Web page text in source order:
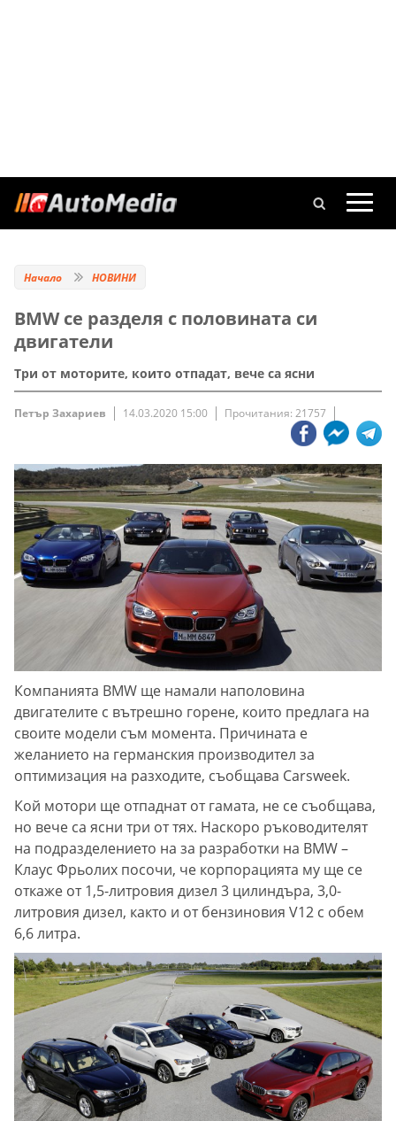
Начало НОВИНИ
BMW се разделя с половината си
двигатели
Три от моторите, които отпадат, вече са ясни
Петър Захариев 14.03.2020 15:00 Прочитания: 21757
Компанията BMW ще намали наполовина
двигателите с вътрешно горене, които предлага на
своите модели съм момента. Причината е
желанието на германския производител за
оптимизация на разходите, съобщава Carswеek.
Кой мотори ще отпаднат от гамата, не се съобщава,
но вече са ясни три от тях. Наскоро ръководителят
на подразделението на за разработки на BMW –
Клаус Фрьолих посочи, че корпорацията му ще се
откаже от 1,5-литровия дизел 3 цилиндъра, 3,0-
литровия дизел, както и от бензиновия V12 с обем
6,6 литра.